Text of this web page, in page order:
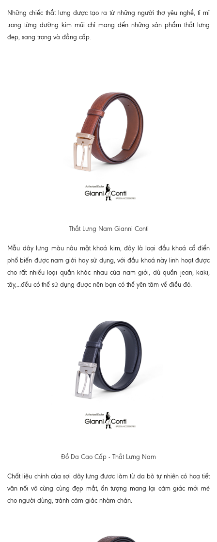
Những chiếc thắt lưng được tạo ra từ những người thợ yêu nghề, tỉ mỉ
trong từng đường kim mũi chỉ mang đến những sản phẩm thắt lưng
đẹp, sang trọng và đẳng cấp.
Thắt Lưng Nam Gianni Conti
Mẫu dây lưng màu nâu mặt khoá kim, đây là loại đầu khoá cổ điển
phổ biến được nam giới hay sử dụng, với đầu khoá này linh hoạt được
cho rất nhiều loại quần khác nhau của nam giới, dù quần jean, kaki,
tây,...đều có thể sử dụng được nên bạn có thể yên tâm về điều đó.
Đồ Da Cao Cấp - Thắt Lưng Nam
Chất liệu chính của sợi dây lưng đươc làm từ da bò tự nhiên có hoạ tiết
vân nổi vô cùng cùng đẹp mắt, ấn tượng mang lại cảm giác mới mẻ
cho người dùng, tránh cảm giác nhàm chán.